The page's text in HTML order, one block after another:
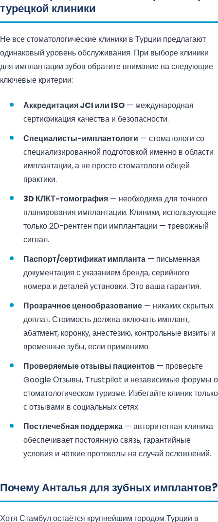
турецкой клиники
Не все стоматологические клиники в Турции предлагают
одинаковый уровень обслуживания. При выборе клиники
для имплантации зубов обратите внимание на следующие
ключевые критерии:
Аккредитация JCI или ISO — международная
сертификация качества и безопасности.
Специалисты-имплантологи — стоматологи со
специализированной подготовкой именно в области
имплантации, а не просто стоматологи общей
практики.
3D КЛКТ-томография — необходима для точного
планирования имплантации. Клиники, использующие
только 2D-рентген при имплантации — тревожный
сигнал.
Паспорт/сертификат импланта — письменная
документация с указанием бренда, серийного
номера и деталей установки. Это ваша гарантия.
Прозрачное ценообразование — никаких скрытых
доплат. Стоимость должна включать имплант,
абатмент, коронку, анестезию, контрольные визиты и
временные зубы, если применимо.
Проверяемые отзывы пациентов — проверьте
Google Отзывы, Trustpilot и независимые форумы о
стоматологическом туризме. Избегайте клиник только
с отзывами в социальных сетях.
Постлечебная поддержка — авторитетная клиника
обеспечивает постоянную связь, гарантийные
условия и чёткие протоколы на случай осложнений.
Почему Анталья для зубных имплантов?
Хотя Стамбул остаётся крупнейшим городом Турции в